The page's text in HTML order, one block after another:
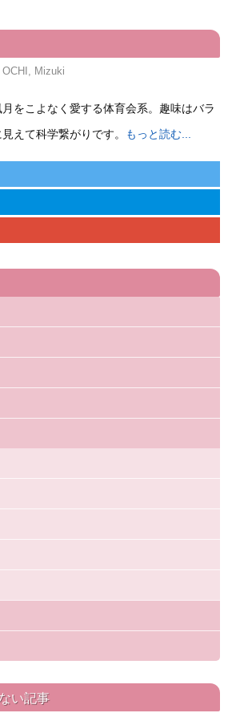
OCHI, Mizuki
をこよなく愛する体育会系。趣味はバラ
えて科学繋がりです。
もっと読む...
い記事